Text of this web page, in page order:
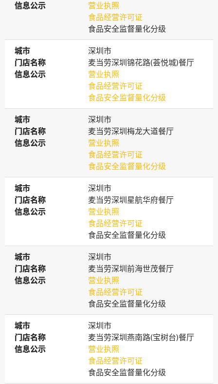
信息公示
信息公示
营业执照
食品经营许可证
食品安全监督量化分级
城市
城市
深圳市
门店名称
门店名称
麦当劳深圳锦花路(荟悦城)餐厅
信息公示
信息公示
营业执照
食品经营许可证
食品安全监督量化分级
城市
城市
深圳市
门店名称
门店名称
麦当劳深圳梅龙大道餐厅
信息公示
信息公示
营业执照
食品经营许可证
食品安全监督量化分级
城市
城市
深圳市
门店名称
门店名称
麦当劳深圳星航华府餐厅
信息公示
信息公示
营业执照
食品经营许可证
食品安全监督量化分级
城市
城市
深圳市
门店名称
门店名称
麦当劳深圳前海世茂餐厅
信息公示
信息公示
营业执照
食品经营许可证
食品安全监督量化分级
城市
城市
深圳市
门店名称
门店名称
麦当劳深圳燕南路(宝树台)餐厅
信息公示
信息公示
营业执照
食品经营许可证
食品安全监督量化分级